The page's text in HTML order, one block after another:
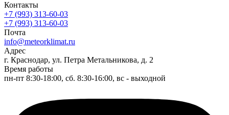
Контакты
+7 (993) 313-60-03
+7 (993) 313-60-03
Почта
info@meteorklimat.ru
Адрес
г. Краснодар, ул. Петра Метальникова, д. 2
Время работы
пн-пт 8:30-18:00, сб. 8:30-16:00, вс - выходной